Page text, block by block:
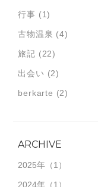
行事 (1)
古物温泉 (4)
旅記 (22)
出会い (2)
berkarte (2)
ARCHIVE
2025年 （1）
2024年 （1）